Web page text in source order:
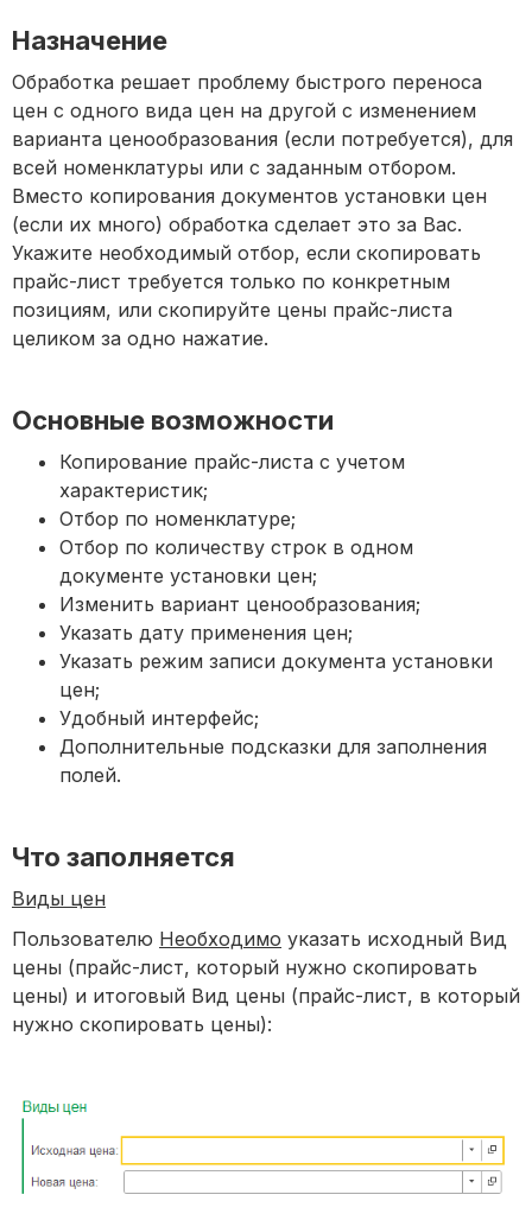
Назначение
Обработка решает проблему быстрого переноса
цен с одного вида цен на другой с изменением
варианта ценообразования (если потребуется), для
всей номенклатуры или с заданным отбором.
Вместо копирования документов установки цен
(если их много) обработка сделает это за Вас.
Укажите необходимый отбор, если скопировать
прайс-лист требуется только по конкретным
позициям, или скопируйте цены прайс-листа
целиком за одно нажатие.
Основные возможности
Копирование прайс-листа с учетом
характеристик;
Отбор по номенклатуре;
Отбор по количеству строк в одном
документе установки цен;
Изменить вариант ценообразования;
Указать дату применения цен;
Указать режим записи документа установки
цен;
Удобный интерфейс;
Дополнительные подсказки для заполнения
полей.
Что заполняется
Виды цен
Пользователю Необходимо указать исходный Вид
цены (прайс-лист, который нужно скопировать
цены) и итоговый Вид цены (прайс-лист, в который
нужно скопировать цены):